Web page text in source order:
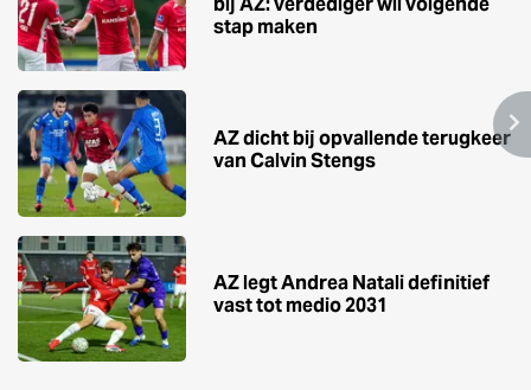
stap maken
AZ dicht bij opvallende terugkeer
van Calvin Stengs
AZ legt Andrea Natali definitief
vast tot medio 2031